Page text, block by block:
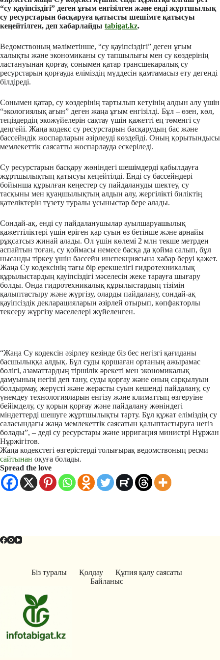
“су қауіпсіздігі” деген ұғым енгізілген және енді жұртшылық
су ресурстарын басқаруға қатысты шешімге қатысуы
кеңейтілген, деп хабарлайды tabigat.kz.
Ведомствоның мәліметінше, “су қауіпсіздігі” деген ұғым
халықты және экономиканы су тапшылығы мен су көздерінің
ластануынан қорғау, сонымен қатар трансшекаралық су
ресурстарын қорғауда еліміздің мүддесін қамтамасыз ету дегенді
білдіреді.
Сонымен қатар, су көздерінің тартылып кетуінің алдын алу үшін
“экологиялық ағын” деген жаңа ұғым енгізілді. Бұл – өзен, көл,
теңіздердің экожүйелерін сақтау үшін қажетті ең төменгі су
деңгейі. Жаңа кодекс су ресурстарын басқарудың бас және
бассейндік жоспарларын әзірлеуді көздейді. Оның қорытындысы
мемлекеттік саясатты жоспарлауда ескеріледі.
Су ресурстарын басқару жөніндегі шешімдерді қабылдауға
жұртшылықтың қатысуы кеңейтілді. Енді су бассейндері
бойынша құрылған кеңестер су пайдалануды шектеу, су
тасқыны мен қуаңшылықтың алдын алу, жергілікті биліктің
қателіктерін түзету туралы ұсыныстар бере алады.
Сондай-ақ, енді су пайдаланушылар ауылшаруашылық
қажеттіліктері үшін еріген қар суын өз бетінше және арнайы
рұқсатсыз жинай алады. Ол үшін көлемі 2 млн текше метрден
аспайтын тоған, су қоймасы немесе басқа да қойма салып, бұл
нысанды тіркеу үшін бассейн инспекциясына хабар беруі қажет.
Жаңа Су кодексінің тағы бір ерекшелігі гидротехникалық
құрылыстардың қауіпсіздігі мәселесін жеке тарауға шығару
болды. Онда гидротехникалық құрылыстардың тізімін
қалыптастыру және жүргізу, оларды пайдалану, сондай-ақ
қауіпсіздік декларацияларын әзірлей отырып, көпфакторлы
тексеру жүргізу мәселелері жүйеленген.
“Жаңа Су кодексін әзірлеу кезінде біз бес негізгі қағиданы
басшылыққа алдық. Бұл суды қоршаған ортаның ажырамас
бөлігі, азаматтардың тіршілік әрекеті мен экономикалық
дамуының негізі деп тану, суды қорғау және оның сарқылуын
болдырмау, жерүсті және жерасты суын кешенді пайдалану, су
үнемдеу технологияларын енгізу және климаттың өзгеруіне
бейімделу, су қорын қорғау және пайдалану жөніндегі
міндеттерді шешуге жұртшылықты тарту. Бұл құжат еліміздің су
саласындағы жаңа мемлекеттік саясатын қалыптастыруға негіз
болады”, – деді су ресурстары және ирригация министрі Нұржан
Нұржігітов.
Жаңа кодекстегі өзгерістерді толығырақ ведомствоның ресми
сайтынан оқуға болады.
Spread the love
Біз туралы Қолдау
Құпия қалу саясаты
Байланыс